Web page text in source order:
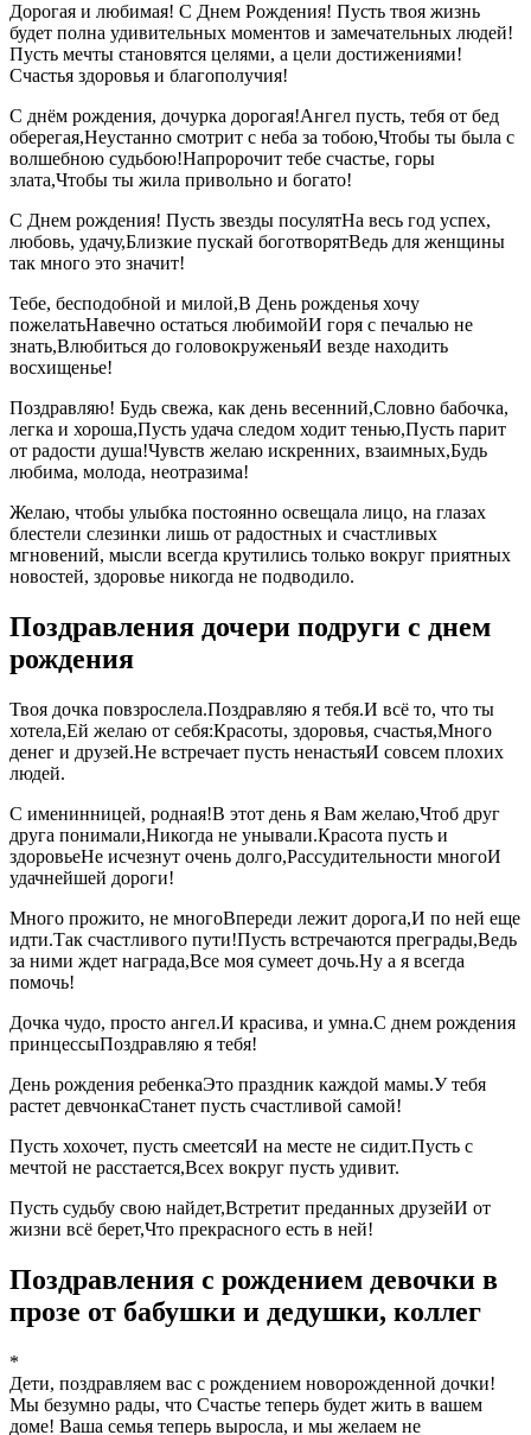
Дорогая и любимая! С Днем Рождения! Пусть твоя жизнь
будет полна удивительных моментов и замечательных людей!
Пусть мечты становятся целями, а цели достижениями!
Счастья здоровья и благополучия!
С днём рождения, дочурка дорогая!Ангел пусть, тебя от бед
оберегая,Неустанно смотрит с неба за тобою,Чтобы ты была с
волшебною судьбою!Напророчит тебе счастье, горы
злата,Чтобы ты жила привольно и богато!
С Днем рождения! Пусть звезды посулятНа весь год успех,
любовь, удачу,Близкие пускай боготворятВедь для женщины
так много это значит!
Тебе, бесподобной и милой,В День рожденья хочу
пожелатьНавечно остаться любимойИ горя с печалью не
знать,Влюбиться до головокруженьяИ везде находить
восхищенье!
Поздравляю! Будь свежа, как день весенний,Словно бабочка,
легка и хороша,Пусть удача следом ходит тенью,Пусть парит
от радости душа!Чувств желаю искренних, взаимных,Будь
любима, молода, неотразима!
Желаю, чтобы улыбка постоянно освещала лицо, на глазах
блестели слезинки лишь от радостных и счастливых
мгновений, мысли всегда крутились только вокруг приятных
новостей, здоровье никогда не подводило.
Поздравления дочери подруги с днем
рождения
Твоя дочка повзрослела.Поздравляю я тебя.И всё то, что ты
хотела,Ей желаю от себя:Красоты, здоровья, счастья,Много
денег и друзей.Не встречает пусть ненастьяИ совсем плохих
людей.
С именинницей, родная!В этот день я Вам желаю,Чтоб друг
друга понимали,Никогда не унывали.Красота пусть и
здоровьеНе исчезнут очень долго,Рассудительности многоИ
удачнейшей дороги!
Много прожито, не многоВпереди лежит дорога,И по ней еще
идти.Так счастливого пути!Пусть встречаются преграды,Ведь
за ними ждет награда,Все моя сумеет дочь.Ну а я всегда
помочь!
Дочка чудо, просто ангел.И красива, и умна.С днем рождения
принцессыПоздравляю я тебя!
День рождения ребенкаЭто праздник каждой мамы.У тебя
растет девчонкаСтанет пусть счастливой самой!
Пусть хохочет, пусть смеетсяИ на месте не сидит.Пусть с
мечтой не расстается,Всех вокруг пусть удивит.
Пусть судьбу свою найдет,Встретит преданных друзейИ от
жизни всё берет,Что прекрасного есть в ней!
Поздравления с рождением девочки в
прозе от бабушки и дедушки, коллег
*
Дети, поздравляем вас с рождением новорожденной дочки!
Мы безумно рады, что Счастье теперь будет жить в вашем
доме! Ваша семья теперь выросла, и мы желаем не